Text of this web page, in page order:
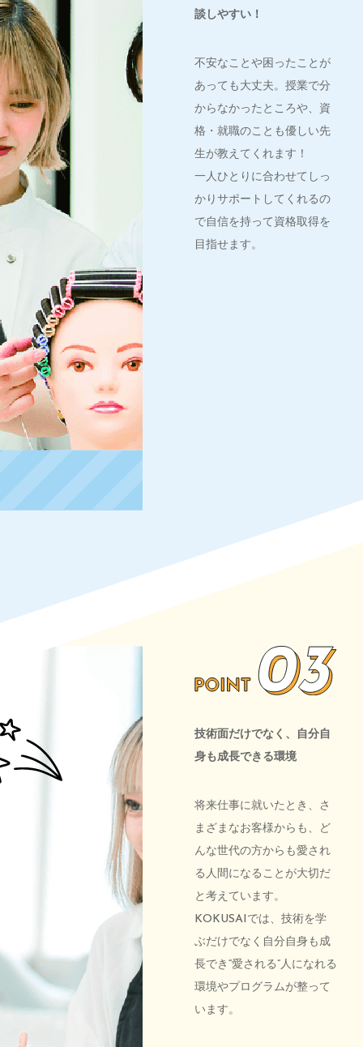
談しやすい！
不安なことや困ったことが
あっても大丈夫。授業で分
からなかったところや、資
格・就職のことも優しい先
生が教えてくれます！
一人ひとりに合わせてしっ
かりサポートしてくれるの
で自信を持って資格取得を
目指せます。
技術面だけでなく、自分自
身も成長できる環境
将来仕事に就いたとき、さ
まざまなお客様からも、ど
んな世代の方からも愛され
る人間になることが大切だ
と考えています。
KOKUSAIでは、技術を学
ぶだけでなく自分自身も成
長でき“愛される”人になれる
環境やプログラムが整って
います。